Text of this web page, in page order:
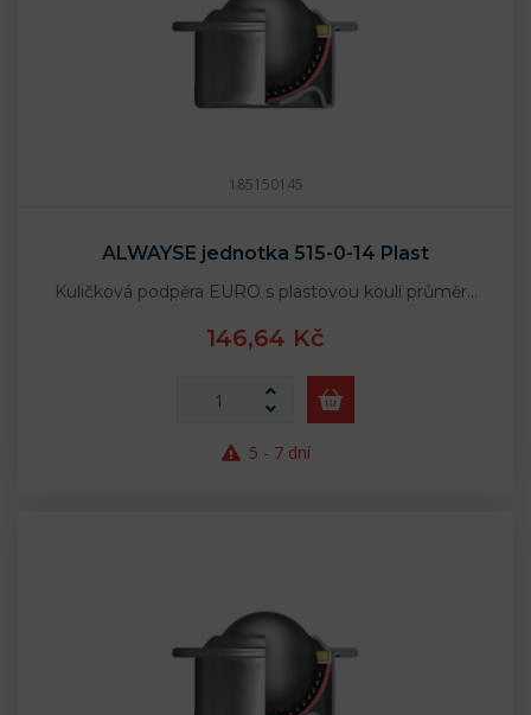
185150145
ALWAYSE jednotka 515-0-14 Plast
Kuličková podpěra EURO s plastovou koulí průměr…
146,64 Kč
5 - 7 dní